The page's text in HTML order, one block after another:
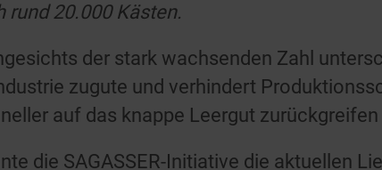
20.000 Kästen.
der stark wachsenden Zahl
zugute und verhindert
auf das knappe Leergut
die SAGASSER-Initiative die aktuellen